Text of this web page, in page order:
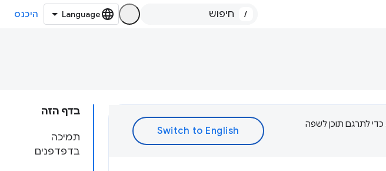
/ היכנס
בדף הזה
תמיכה
בדפדפנים
‫Google משתמשת בטכנולוגיית AI כדי לתרגם תוכן לשפה